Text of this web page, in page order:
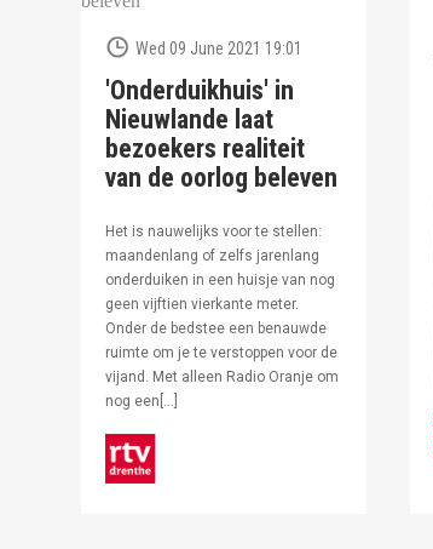
Wed 09 June 2021 19:01
'Onderduikhuis' in
Nieuwlande laat
bezoekers realiteit
van de oorlog beleven
Het is nauwelijks voor te stellen:
maandenlang of zelfs jarenlang
onderduiken in een huisje van nog
geen vijftien vierkante meter.
Onder de bedstee een benauwde
ruimte om je te verstoppen voor de
vijand. Met alleen Radio Oranje om
nog een[…]